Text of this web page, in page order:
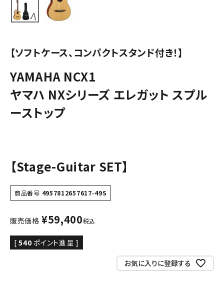
【ソフトケース、コンパクトスタンド付き！】
YAMAHA NCX1
ヤマハ NXシリーズ エレガット スプル
ーストップ
【Stage-Guitar SET】
商品番号 4957812657617-49S
販売価格 ¥59,400税込
[ 540 ポイント進呈 ]
お気に入りに登録する